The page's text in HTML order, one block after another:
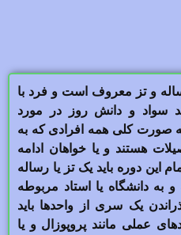
و تز معروف است و فرد با
سواد و دانش روز در مورد
صورت کلی همه افرادی که به
هستند و یا خواهان ادامه
این دوره باید یک تز یا رساله
به دانشگاه یا استاد مربوطه
یک سری از واحدها باید
عملی مانند پروپوزال و یا